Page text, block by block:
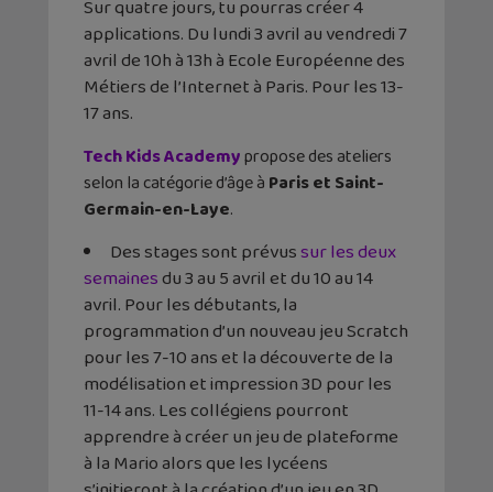
Sur quatre jours, tu pourras créer 4
applications. Du lundi 3 avril au vendredi 7
avril de 10h à 13h à Ecole Européenne des
Métiers de l’Internet à Paris. Pour les 13-
17 ans.
Tech Kids Academypropose des ateliers
selon la catégorie d’âge à Paris et Saint-
Germain-en-Laye.
Des stages sont prévussur les deux
semainesdu 3 au 5 avril et du 10 au 14
avril. Pour les débutants, la
programmation d’un nouveau jeu Scratch
pour les 7-10 ans et la découverte de la
modélisation et impression 3D pour les
11-14 ans. Les collégiens pourront
apprendre à créer un jeu de plateforme
à la Mario alors que les lycéens